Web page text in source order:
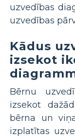
uzvedības
uzvedības
Kādus
izsekot
Bērnu
izsekot
bērna un
izplatītas